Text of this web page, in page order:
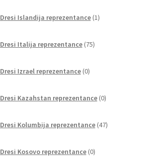
Dresi Islandija reprezentance 1izdelek
Dresi Italija reprezentance 75izdelkov
Dresi Izrael reprezentance 0izdelkov
Dresi Kazahstan reprezentance 0izdelkov
Dresi Kolumbija reprezentance 47izdelkov
Dresi Kosovo reprezentance 0izdelkov